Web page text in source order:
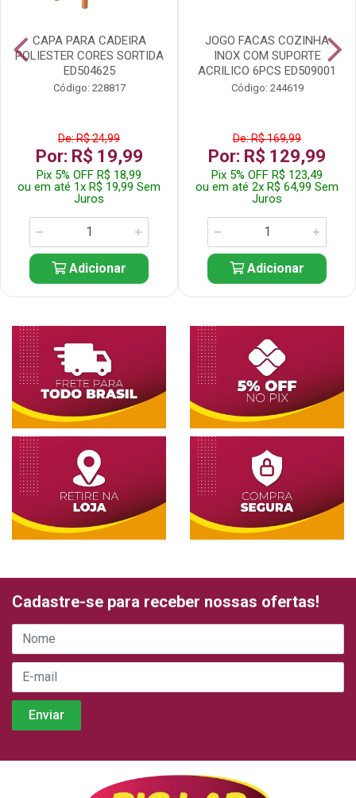
CAPA PARA CADEIRA
POLIESTER CORES SORTIDA
ED504625
Código: 228817
De: R$ 24,99
Por: R$ 19,99
Pix 5% OFF R$ 18,99
ou em até 1x R$ 19,99 Sem
Juros
Adicionar
JOGO FACAS COZINHA
INOX COM SUPORTE
ACRILICO 6PCS ED509001
Código: 244619
De: R$ 169,99
Por: R$ 129,99
Pix 5% OFF R$ 123,49
ou em até 2x R$ 64,99 Sem
Juros
Adicionar
Cadastre-se para receber nossas ofertas!